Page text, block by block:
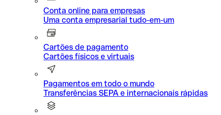
Conta online para empresas
Uma conta empresarial tudo-em-um
Cartões de pagamento
Cartões físicos e virtuais
Pagamentos em todo o mundo
Transferências SEPA e internacionais rápidas